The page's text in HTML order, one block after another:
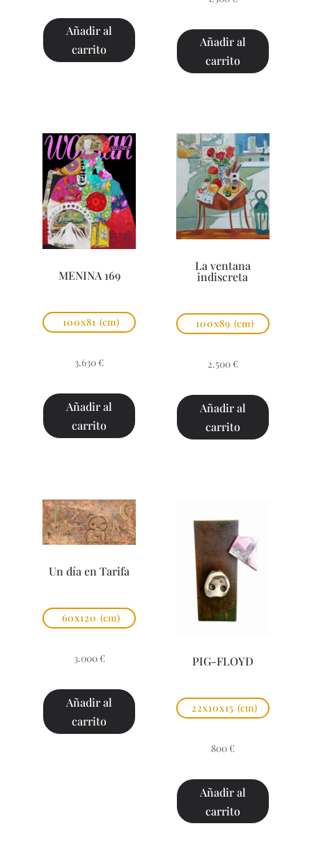
Añadir al
carrito
Añadir al
carrito
MENINA 169
100x81 (cm)
3.630 €
Añadir al
carrito
La ventana
indiscreta
100x89 (cm)
2.500 €
Añadir al
carrito
Un día en Tarifa
60x120 (cm)
3.000 €
Añadir al
carrito
PIG-FLOYD
22x10x15 (cm)
800 €
Añadir al
carrito